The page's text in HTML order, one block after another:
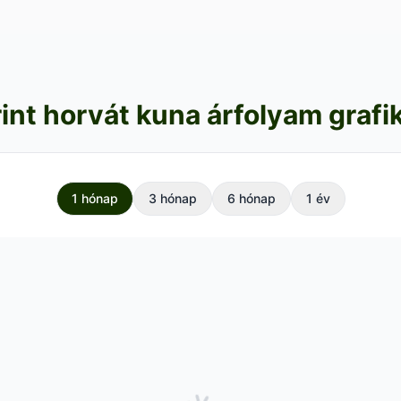
horvát kuna árfolyam
1 hónap 3 hónap 6 hónap 1 év